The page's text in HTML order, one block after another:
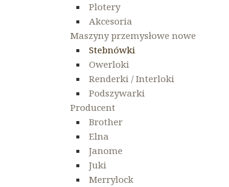
Plotery
Akcesoria
Maszyny przemysłowe nowe
Stebnówki
Owerloki
Renderki / Interloki
Podszywarki
Producent
Brother
Elna
Janome
Juki
Merrylock